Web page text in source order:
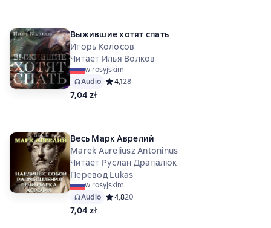
Выжившие хотят спать
Игорь Колосов
Читает Илья Волков
w rosyjskim
Audio Средний рейтинг 4,1 на основе 28 оценок
4,128
7,04 zł
Весь Марк Аврелий
Marek Aureliusz Antoninus
Читает Руслан Драпалюк
Перевод Lukas
w rosyjskim
Audio Средний рейтинг 4,8 на основе 20 оценок
4,820
7,04 zł